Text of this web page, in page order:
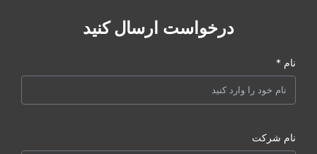
درخواست ارسال کنید
نام *
نام شرکت